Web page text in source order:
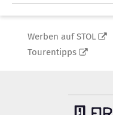
Werben auf STOL
Tourentipps